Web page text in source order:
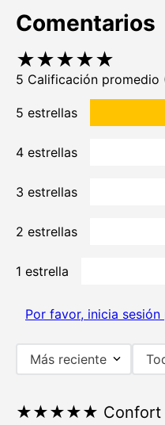
Comentarios
★★★★★
5 Calificación promedio
5 estrellas
4 estrellas
3 estrellas
2 estrellas
1 estrella
Por favor, inicia
Más reciente
★★★★★ Confort